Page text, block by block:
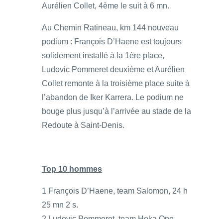
Aurélien Collet, 4ème le suit à 6 mn.
Au Chemin Ratineau, km 144 nouveau
podium : François D’Haene est toujours
solidement installé à la 1ère place,
Ludovic Pommeret deuxième et Aurélien
Collet remonte à la troisième place suite à
l’abandon de Iker Karrera. Le podium ne
bouge plus jusqu’à l’arrivée au stade de la
Redoute à Saint-Denis.
Top 10 hommes
1 François D’Haene, team Salomon, 24 h
25 mn 2 s.